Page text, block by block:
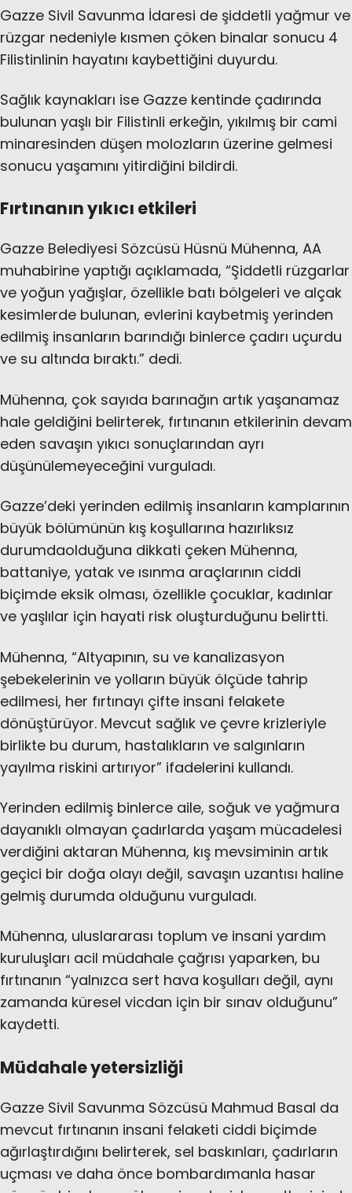
Gazze Sivil Savunma İdaresi de şiddetli yağmur ve
rüzgar nedeniyle kısmen çöken binalar sonucu 4
Filistinlinin hayatını kaybettiğini duyurdu.
Sağlık kaynakları ise Gazze kentinde çadırında
bulunan yaşlı bir Filistinli erkeğin, yıkılmış bir cami
minaresinden düşen molozların üzerine gelmesi
sonucu yaşamını yitirdiğini bildirdi.
Fırtınanın yıkıcı etkileri
Gazze Belediyesi Sözcüsü Hüsnü Mühenna, AA
muhabirine yaptığı açıklamada, “Şiddetli rüzgarlar
ve yoğun yağışlar, özellikle batı bölgeleri ve alçak
kesimlerde bulunan, evlerini kaybetmiş yerinden
edilmiş insanların barındığı binlerce çadırı uçurdu
ve su altında bıraktı.” dedi.
Mühenna, çok sayıda barınağın artık yaşanamaz
hale geldiğini belirterek, fırtınanın etkilerinin devam
eden savaşın yıkıcı sonuçlarından ayrı
düşünülemeyeceğini vurguladı.
Gazze’deki yerinden edilmiş insanların kamplarının
büyük bölümünün kış koşullarına hazırlıksız
durumdaolduğuna dikkati çeken Mühenna,
battaniye, yatak ve ısınma araçlarının ciddi
biçimde eksik olması, özellikle çocuklar, kadınlar
ve yaşlılar için hayati risk oluşturduğunu belirtti.
Mühenna, “Altyapının, su ve kanalizasyon
şebekelerinin ve yolların büyük ölçüde tahrip
edilmesi, her fırtınayı çifte insani felakete
dönüştürüyor. Mevcut sağlık ve çevre krizleriyle
birlikte bu durum, hastalıkların ve salgınların
yayılma riskini artırıyor” ifadelerini kullandı.
Yerinden edilmiş binlerce aile, soğuk ve yağmura
dayanıklı olmayan çadırlarda yaşam mücadelesi
verdiğini aktaran Mühenna, kış mevsiminin artık
geçici bir doğa olayı değil, savaşın uzantısı haline
gelmiş durumda olduğunu vurguladı.
Mühenna, uluslararası toplum ve insani yardım
kuruluşları acil müdahale çağrısı yaparken, bu
fırtınanın “yalnızca sert hava koşulları değil, aynı
zamanda küresel vicdan için bir sınav olduğunu”
kaydetti.
Müdahale yetersizliği
Gazze Sivil Savunma Sözcüsü Mahmud Basal da
mevcut fırtınanın insani felaketi ciddi biçimde
ağırlaştırdığını belirterek, sel baskınları, çadırların
uçması ve daha önce bombardımanla hasar